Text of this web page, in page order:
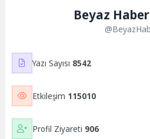
Beyaz
Yazı Sayısı 8542
Etkileşim 115010
Profil Ziyareti 906